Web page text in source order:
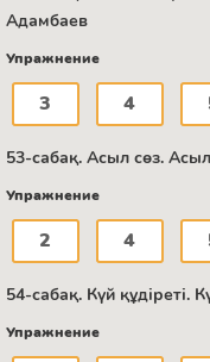
Адамбаев
Упражнение
3 4
53-сабақ. Асыл сөз.
Упражнение
2 4
54-сабақ. Күй құдіреті.
Упражнение